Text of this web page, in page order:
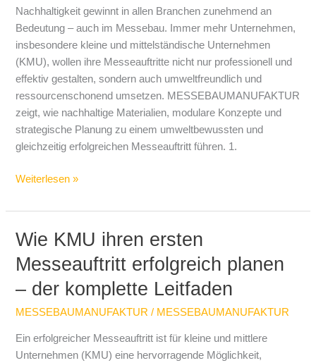
Nachhaltigkeit gewinnt in allen Branchen zunehmend an
Bedeutung – auch im Messebau. Immer mehr Unternehmen,
insbesondere kleine und mittelständische Unternehmen
(KMU), wollen ihre Messeauftritte nicht nur professionell und
effektiv gestalten, sondern auch umweltfreundlich und
ressourcenschonend umsetzen. MESSEBAUMANUFAKTUR
zeigt, wie nachhaltige Materialien, modulare Konzepte und
strategische Planung zu einem umweltbewussten und
gleichzeitig erfolgreichen Messeauftritt führen. 1.
umweltbewusste
Unternehmen
Weiterlesen »
Wie KMU ihren ersten
Messeauftritt erfolgreich planen
– der komplette Leitfaden
MESSEBAUMANUFAKTUR / MESSEBAUMANUFAKTUR
Ein erfolgreicher Messeauftritt ist für kleine und mittlere
Unternehmen (KMU) eine hervorragende Möglichkeit,
Wie
ihren
ersten
erfolgreich
planen
–